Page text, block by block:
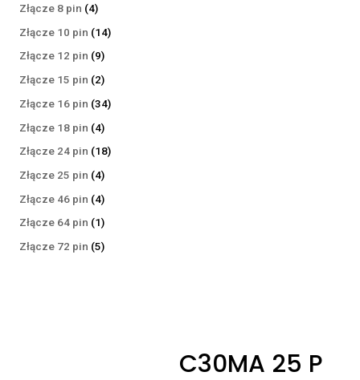
Złącze 8 pin 44
produkty
Złącze 10 pin 1414
Złącze 12 pin 99
produktów
Złącze 15 pin 22
produkty
Złącze 16 pin 3434
Złącze 18 pin 44
produkty
Złącze 24 pin 1818
Złącze 25 pin 44
produkty
Złącze 46 pin 44
produkty
Złącze 64 pin 11
produkt
Złącze 72 pin 55
C30MA 25 P